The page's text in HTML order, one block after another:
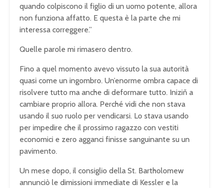
quando colpiscono il figlio di un uomo potente, allora
non funziona affatto. E questa è la parte che mi
interessa correggere.”
Quelle parole mi rimasero dentro.
Fino a quel momento avevo vissuto la sua autorità
quasi come un ingombro. Un’enorme ombra capace di
risolvere tutto ma anche di deformare tutto. Iniziň a
cambiare proprio allora. Perché vidi che non stava
usando il suo ruolo per vendicarsi. Lo stava usando
per impedire che il prossimo ragazzo con vestiti
economici e zero agganci finisse sanguinante su un
pavimento.
Un mese dopo, il consiglio della St. Bartholomew
annunciò le dimissioni immediate di Kessler e la